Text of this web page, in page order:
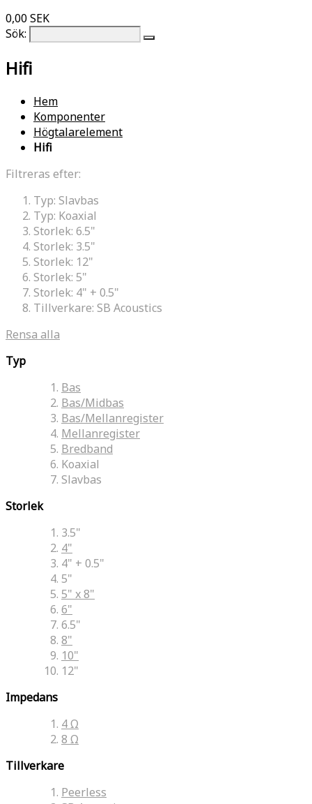
0,00 SEK
Sök:
Hifi
Hem
Komponenter
Högtalarelement
Hifi
Filtreras efter:
Typ: Slavbas
Typ: Koaxial
Storlek: 6.5"
Storlek: 3.5"
Storlek: 12"
Storlek: 5"
Storlek: 4" + 0.5"
Tillverkare: SB Acoustics
Rensa alla
Typ
Bas
Bas/Midbas
Bas/Mellanregister
Mellanregister
Bredband
Koaxial
Slavbas
Storlek
3.5"
4"
4" + 0.5"
5"
5" x 8"
6"
6.5"
8"
10"
12"
Impedans
4 Ω
8 Ω
Tillverkare
Peerless